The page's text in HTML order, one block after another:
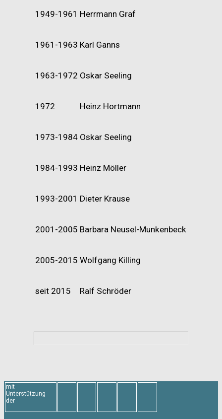
1949-1961 Herrmann Graf
1961-1963 Karl Ganns
1963-1972 Oskar Seeling
1972 Heinz Hortmann
1973-1984 Oskar Seeling
1984-1993 Heinz Möller
1993-2001 Dieter Krause
2001-2005 Barbara Neusel-Munkenbeck
2005-2015 Wolfgang Killing
seit 2015 Ralf Schröder
mit
Unterstützung
der